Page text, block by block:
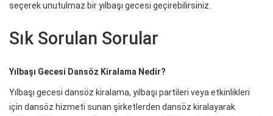
seçerek unutulmaz bir yılbaşı gecesi geçirebilirsiniz.
Sık Sorulan Sorular
Yılbaşı Gecesi Dansöz Kiralama Nedir?
Yılbaşı gecesi dansöz kiralama, yılbaşı partileri veya etkinlikleri
için dansöz hizmeti sunan şirketlerden dansöz kiralayarak